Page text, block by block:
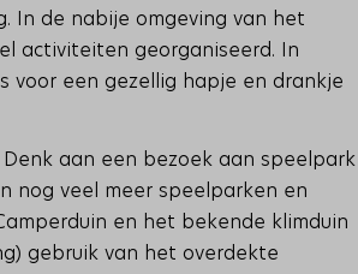
In de nabije omgeving van het
activiteiten georganiseerd. In
voor een gezellig hapje en drankje
aan een bezoek aan speelpark
nog veel meer speelparken en
en het bekende klimduin
gebruik van het overdekte